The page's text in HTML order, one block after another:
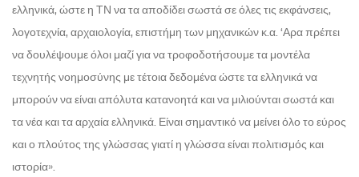
ελληνικά, ώστε η ΤΝ να τα αποδίδει σωστά σε όλες τις εκφάνσεις,
λογοτεχνία, αρχαιολογία, επιστήμη των μηχανικών κ.α. ‘Αρα πρέπει
να δουλέψουμε όλοι μαζί για να τροφοδοτήσουμε τα μοντέλα
τεχνητής νοημοσύνης με τέτοια δεδομένα ώστε τα ελληνικά να
μπορούν να είναι απόλυτα κατανοητά και να μιλιούνται σωστά και
τα νέα και τα αρχαία ελληνικά. Είναι σημαντικό να μείνει όλο το εύρος
και ο πλούτος της γλώσσας γιατί η γλώσσα είναι πολιτισμός και
ιστορία».